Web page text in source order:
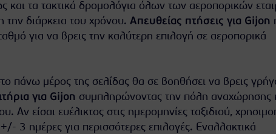
και τα τακτικά δρομολόγια όλων των αεροπορικών
την διάρκεια του χρόνου. Απευθείας πτήσεις για Gijon
για να βρεις την καλύτερη επιλογή σε αεροπορικά
πάνω μέρος της σελίδας θα σε βοηθήσει να βρεις
για Gijon συμπληρώνοντας την πόλη αναχώρησης
Αν είσαι ευέλικτος στις ημερομηνίες ταξιδιού,
3 ημέρες για περισσότερες επιλογές. Εναλλακτικά